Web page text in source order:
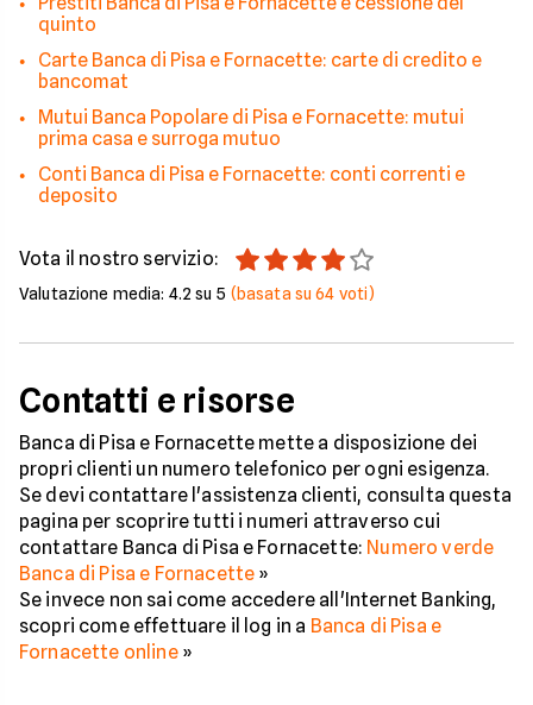
quinto
Carte Banca di Pisa e Fornacette: carte di credito e
bancomat
Mutui Banca Popolare di Pisa e Fornacette: mutui
prima casa e surroga mutuo
Conti Banca di Pisa e Fornacette: conti correnti e
deposito
Vota il nostro servizio:
Valutazione media: 4.2 su 5 (basata su64 voti)
Contatti e risorse
Banca di Pisa e Fornacette mette a disposizione dei
propri clienti un numero telefonico per ogni esigenza.
Se devi contattare l'assistenza clienti, consulta questa
pagina per scoprire tutti i numeri attraverso cui
contattare Banca di Pisa e Fornacette: Numero verde
Banca di Pisa e Fornacette »
Se invece non sai come accedere all'Internet Banking,
scopri come effettuare il log in a Banca di Pisa e
Fornacette online»